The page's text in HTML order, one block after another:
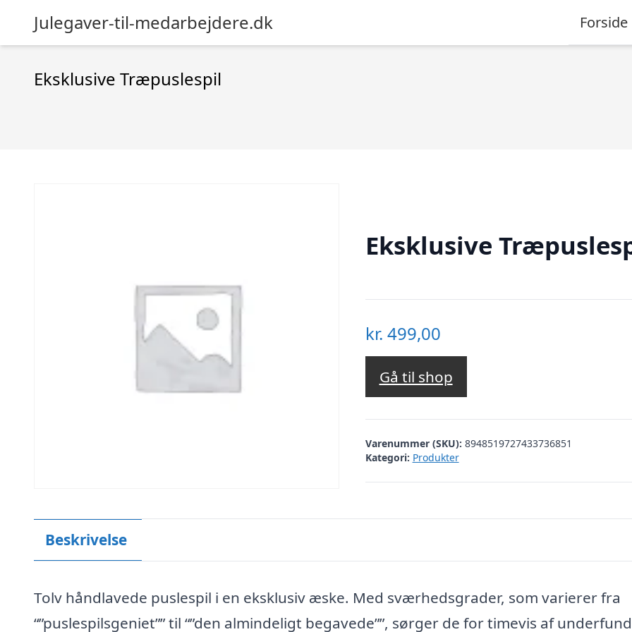
Julegaver-til-medarbejdere.dk Forside
Eksklusive Træpuslespil
Eksklusive
kr. 499,00
Gå til shop
Varenummer (SKU): 8948519727433736851
Kategori: Produkter
Beskrivelse
Tolv håndlavede puslespil i en eksklusiv æske. Med sværhedsgrader, som varierer fra
“”puslespilsgeniet”” til “”den almindeligt begavede””, sørger de for timevis af